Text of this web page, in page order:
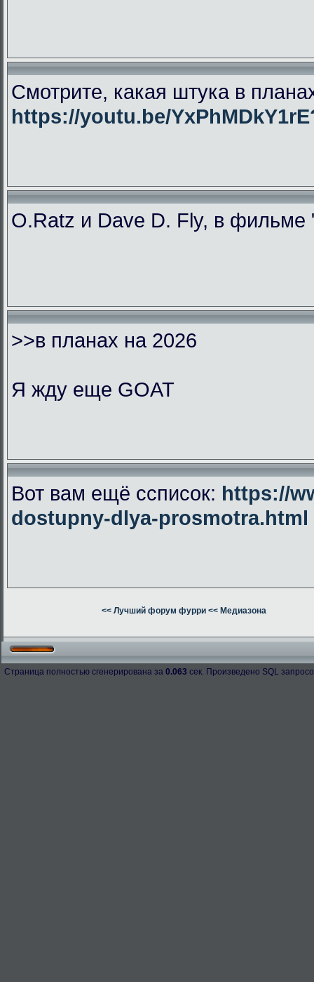
Смотрите, какая штука в
https://youtu.be/
O.Ratz и Dave D. Fly, в
>>в планах на 2026
Я жду еще GOAT
Вот вам ещё ссписок: https://
dostupny-dlya-prosmotra.html
<< Лучший форум фурри << Медиазона
Страница полностью сгенерирована за 0.063 сек. Произведено SQL